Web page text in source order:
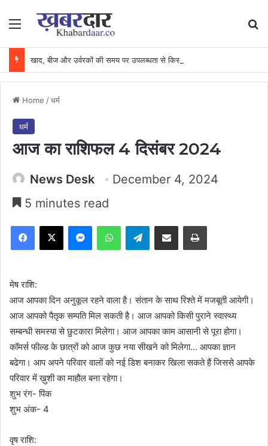
Menu
Home /धर्म
धर्म
आज का राशिफल 4 दिसंबर 2024
News Desk
December 4, 2024
5 minutes read
Facebook
X MessengerWhatsAppTelegramShare via Email Print
मेष राशि:
आज आपका दिन अनुकूल रहने वाला है। संतान के साथ रिश्ते में मजबूती आयेगी।
आज आपको पैतृक सम्पति मिल सकती है। आज आपको किसी पुराने स्वास्थ्य
सम्बन्धी समस्या से छुटकारा मिलेगा। आज आपका काम आसानी से पूरा होगा।
कॉमर्स फील्ड के छात्रों को आज कुछ नया सीखने को मिलेगा… आपका ज्ञान
बढेगा। आप अपने परिवार वालों को नई डिश बनाकर खिला सकते हैं जिससे आपके
परिवार में ख़ुशी का माहौल बना रहेगा।
शुभ रंग- पिंक
शुभ अंक- 4
वृष राशि: